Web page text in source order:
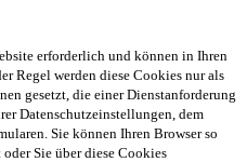
erforderlich und können in Ihren
Regel werden diese Cookies nur als
gesetzt, die einer Dienstanforderung
Datenschutzeinstellungen, dem
Sie können Ihren Browser so
Sie über diese Cookies